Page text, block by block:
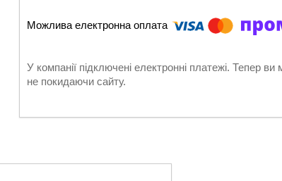
У компанії підключені електронні платежі. Тепер
не покидаючи сайту.